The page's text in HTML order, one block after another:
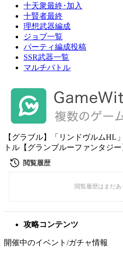
十天衆最終･加入
十賢者最終
理想武器編成
ジョブ一覧
パーティ編成投稿
SSR武器一覧
マルチバトル
【グラブル】「リンドヴルムHL
トル【グランブルーファンタジー
攻略コンテンツ
開催中のイベント/ガチャ情報